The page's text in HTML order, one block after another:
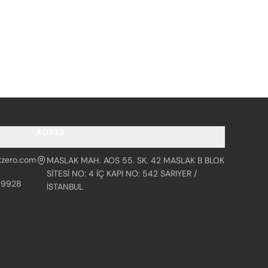
MASLAK MAH. AOS 55. SK. 42 MASLAK B BLOK
SİTESİ NO: 4 İÇ KAPI NO: 542 SARIYER /
İSTANBUL